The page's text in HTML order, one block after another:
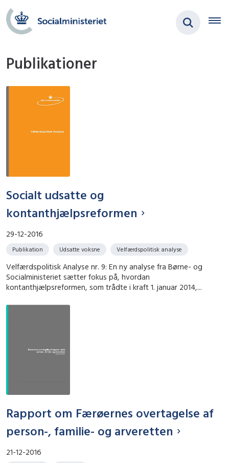
Publikationer
Socialt udsatte og
kontanthjælpsreformen
29-12-2016
Publikation Udsatte voksne Velfærdspolitisk analyse
Velfærdspolitisk Analyse nr. 9: En ny analyse fra Børne- og
Socialministeriet sætter fokus på, hvordan
kontanthjælpsreformen, som trådte i kraft 1. januar 2014,...
Rapport om Færøernes overtagelse af
person-, familie- og arveretten
21-12-2016